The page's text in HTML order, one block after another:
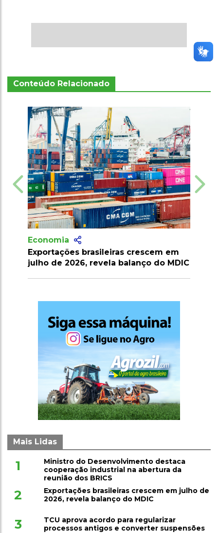
Conteúdo Relacionado
brasileiras crescem em
de 2026, revela balanço do MDIC
Brasil cria
para fortalecer
Mais Lidas
1
Ministro do Desenvolvimento destaca
cooperação industrial na abertura da
reunião dos BRICS
2
Exportações brasileiras crescem em julho de
2026, revela balanço do MDIC
3
TCU aprova acordo para regularizar
processos antigos e converter suspensões